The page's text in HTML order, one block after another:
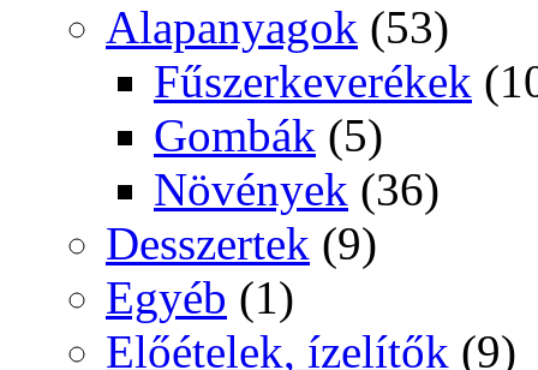
Alapanyagok (53)
Fűszerkeverékek
Gombák (5)
Növények (36)
Desszertek (9)
Egyéb (1)
Előételek, ízelítők (9)